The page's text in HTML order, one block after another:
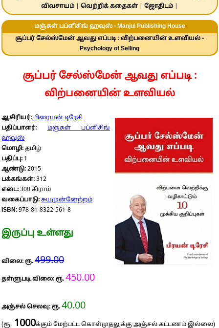
விவசாயம்
வெற்றிக் கதைகள்| ஜோதிடம்
மஞ்சுள் பப்ளிசிங் ஹவுஸ் - Manjul Publishing House
சூப்பர் சேல்ஸ்மேன் ஆவது எப்படி : விற்பனையின் உளவியல் -
Psychology of Selling
சூப்பர் சேல்ஸ்மேன் ஆவது எப்படி :
விற்பனையின் உளவியல்
ஆசிரியர்: பிரையன் டிரேசி
பதிப்பாளர்:
மஞ்சுள் பப்ளிசிங்
ஹவுஸ்
மொழி: தமிழ்
பதிப்பு: 1
ஆண்டு: 2015
பக்கங்கள்: 312
எடை: 300 கிராம்
வகைப்பாடு: சுயமுன்னேற்றம்
ISBN: 978-81-8322-561-8
இருப்பு உள்ளது
விலை: ரூ. 499.00
தள்ளுபடி விலை: ரூ. 450.00
அஞ்சல் செலவு: ரூ. 40.00
(ரூ. 1000க்கும் மேற்பட்ட கொள்முதலுக்கு அஞ்சல் கட்டணம் இல்லை)